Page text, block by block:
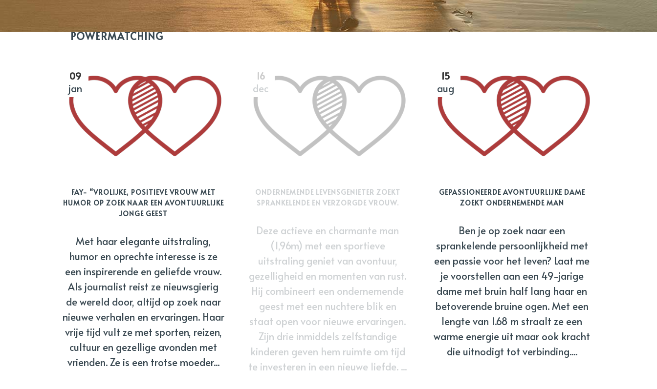
DATING PSYCHOLOGIE MATCHMAKING
NIET GECATEGORISEERD
POWERMATCHING
09
jan
FAY- “VROLIJKE, POSITIEVE VROUW MET
HUMOR OP ZOEK NAAR EEN AVONTUURLIJKE
JONGE GEEST
Met haar elegante uitstraling,
humor en oprechte interesse is ze
een inspirerende en geliefde vrouw.
Als journalist reist ze nieuwsgierig
de wereld door, altijd op zoek naar
nieuwe verhalen en ervaringen. Haar
vrije tijd vult ze met sporten, reizen,
cultuur en gezellige avonden met
vrienden. Ze is een trotse moeder...
16
dec
ONDERNEMENDE LEVENSGENIETER ZOEKT
SPRANKELENDE EN VERZORGDE VROUW.
Deze actieve en charmante man
(1,96m) met een sportieve
uitstraling geniet van avontuur,
gezelligheid en momenten van rust.
Hij combineert een ondernemende
geest met een nuchtere blik en
staat open voor nieuwe ervaringen.
Zijn drie inmiddels zelfstandige
kinderen geven hem ruimte om tijd
te investeren in een nieuwe liefde. ...
15
aug
GEPASSIONEERDE AVONTUURLIJKE DAME
ZOEKT ONDERNEMENDE MAN
Ben je op zoek naar een
sprankelende persoonlijkheid met
een passie voor het leven? Laat me
je voorstellen aan een 49-jarige
dame met bruin half lang haar en
betoverende bruine ogen. Met een
lengte van 1.68 m straalt ze een
warme energie uit maar ook kracht
die uitnodigt tot verbinding....